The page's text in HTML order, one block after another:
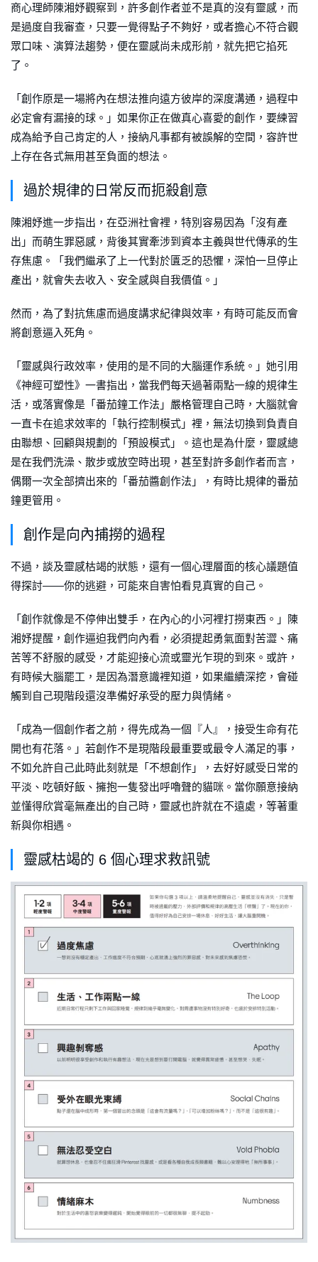
商心理師陳湘妤觀察到，許多創作者並不是真的沒有靈感，而
是過度自我審查，只要一覺得點子不夠好，或者擔心不符合觀
眾口味、演算法趨勢，便在靈感尚未成形前，就先把它掐死
了。
「創作原是一場將內在想法推向遠方彼岸的深度溝通，過程中
必定會有漏接的球。」如果你正在做真心喜愛的創作，要練習
成為給予自己肯定的人，接納凡事都有被誤解的空間，容許世
上存在各式無用甚至負面的想法。
過於規律的日常反而扼殺創意
陳湘妤進一步指出，在亞洲社會裡，特別容易因為「沒有產
出」而萌生罪惡感，背後其實牽涉到資本主義與世代傳承的生
存焦慮。「我們繼承了上一代對於匱乏的恐懼，深怕一旦停止
產出，就會失去收入、安全感與自我價值。」
然而，為了對抗焦慮而過度講求紀律與效率，有時可能反而會
將創意逼入死角。
「靈感與行政效率，使用的是不同的大腦運作系統。」她引用
《神經可塑性》一書指出，當我們每天過著兩點一線的規律生
活，或落實像是「番茄鐘工作法」嚴格管理自己時，大腦就會
一直卡在追求效率的「執行控制模式」裡，無法切換到負責自
由聯想、回顧與規劃的「預設模式」。這也是為什麼，靈感總
是在我們洗澡、散步或放空時出現，甚至對許多創作者而言，
偶爾一次全部擠出來的「番茄醬創作法」，有時比規律的番茄
鐘更管用。
創作是向內捕撈的過程
不過，談及靈感枯竭的狀態，還有一個心理層面的核心議題值
得探討——你的逃避，可能來自害怕看見真實的自己。
「創作就像是不停伸出雙手，在內心的小河裡打撈東西。」陳
湘妤提醒，創作逼迫我們向內看，必須提起勇氣面對苦澀、痛
苦等不舒服的感受，才能迎接心流或靈光乍現的到來。或許，
有時候大腦罷工，是因為潛意識裡知道，如果繼續深挖，會碰
觸到自己現階段還沒準備好承受的壓力與情緒。
「成為一個創作者之前，得先成為一個『人』，接受生命有花
開也有花落。」若創作不是現階段最重要或最令人滿足的事，
不如允許自己此時此刻就是「不想創作」，去好好感受日常的
平淡、吃頓好飯、擁抱一隻發出呼嚕聲的貓咪。當你願意接納
並懂得欣賞毫無產出的自己時，靈感也許就在不遠處，等著重
新與你相遇。
靈感枯竭的 6 個心理求救訊號